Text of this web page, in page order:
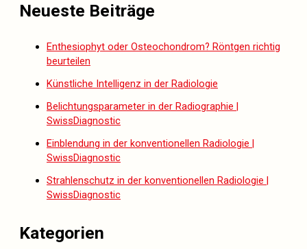
Neueste Beiträge
Enthesiophyt oder Osteochondrom? Röntgen richtig
beurteilen
Künstliche Intelligenz in der Radiologie
Belichtungsparameter in der Radiographie |
SwissDiagnostic
Einblendung in der konventionellen Radiologie |
SwissDiagnostic
Strahlenschutz in der konventionellen Radiologie |
SwissDiagnostic
Kategorien